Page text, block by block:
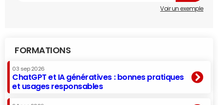
Voir un exemple
FORMATIONS
03 sep 2026
ChatGPT et IA génératives : bonnes pratiques
et usages responsables